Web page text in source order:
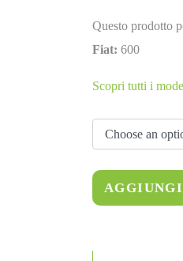
Questo prodotto
Fiat: 600
Scopri tutti i